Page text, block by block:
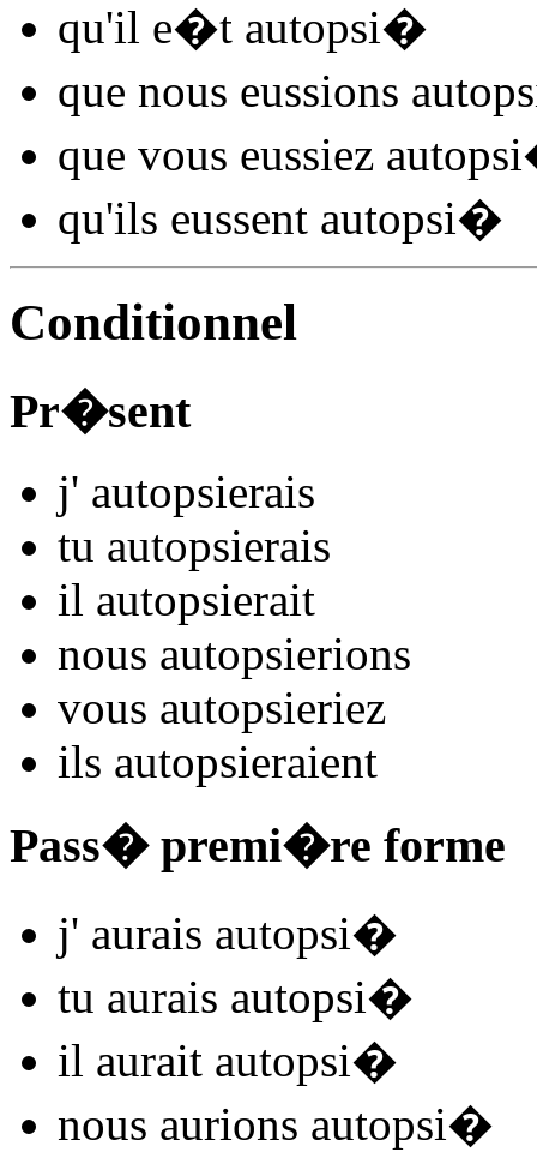
qu'il e�t autopsi�
que nous eussions
que vous eussiez autopsi
qu'ils eussent autopsi�
Conditionnel
Pr�sent
j' autopsierais
tu autopsierais
il autopsierait
nous autopsierions
vous autopsieriez
ils autopsieraient
Pass� premi�re forme
j' aurais autopsi�
tu aurais autopsi�
il aurait autopsi�
nous aurions autopsi�